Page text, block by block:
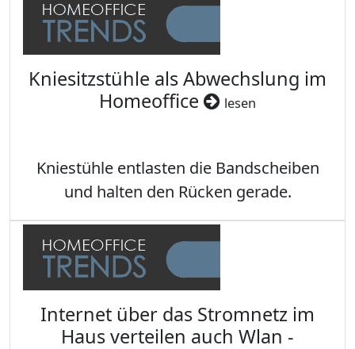
Kniesitzstühle als Abwechslung im
Homeoffice
lesen
Kniestühle entlasten die Bandscheiben
und halten den Rücken gerade.
Internet über das Stromnetz im
Haus verteilen auch Wlan -